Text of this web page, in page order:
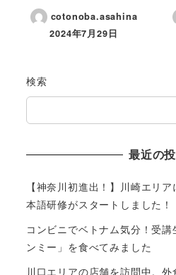
cotonoba.asahina
2024年7月29日
検索
最近の
【神奈川初進出！】川崎エリ
本語研修がスタートしました！
コンビニでベトナム気分！受
ンミー」を食べてみました
川口エリアの店舗を訪問中。